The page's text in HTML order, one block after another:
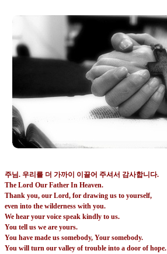
주님. 우리를 더 가까이 이끌어 주셔서 감사합니다.
The Lord Our Father In Heaven.
Thank you, our Lord, for drawing us to yourself,
even into the wilderness with you.
We hear your voice speak kindly to us.
You tell us we are yours.
You have made us somebody, Your somebody.
You will turn our valley of trouble into a door of hope.